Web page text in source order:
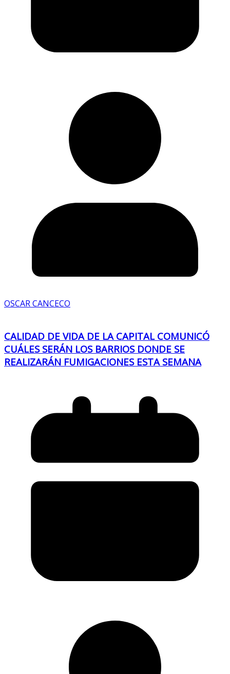
OSCAR CANCECO
CALIDAD DE VIDA DE LA CAPITAL COMUNICÓ
CUÁLES SERÁN LOS BARRIOS DONDE SE
REALIZARÁN FUMIGACIONES ESTA SEMANA